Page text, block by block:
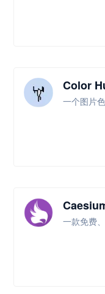
Color
一个图片
一款免费